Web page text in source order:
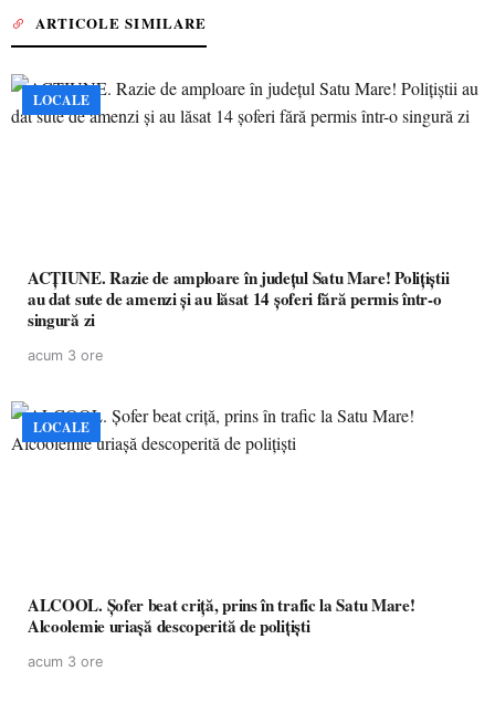
ARTICOLE SIMILARE
LOCALE
ACȚIUNE. Razie de amploare în județul Satu Mare! Polițiștii
au dat sute de amenzi și au lăsat 14 șoferi fără permis într-o
singură zi
acum 3 ore
LOCALE
ALCOOL. Șofer beat criță, prins în trafic la Satu Mare!
Alcoolemie uriașă descoperită de polițiști
acum 3 ore